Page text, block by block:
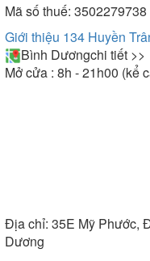
Mã số thuế: 3502279738
Giới thiệu 134 Huyền
Bình Dươngchi tiết >>
Mở cửa : 8h - 21h00 (kể
Địa chỉ: 35E Mỹ Phước,
Dương